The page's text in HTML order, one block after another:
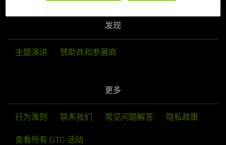
发现
主题演讲 赞助商和参展商
更多
行为准则 联系我们 常见问题解答 隐私政策
查看所有 GTC 活动